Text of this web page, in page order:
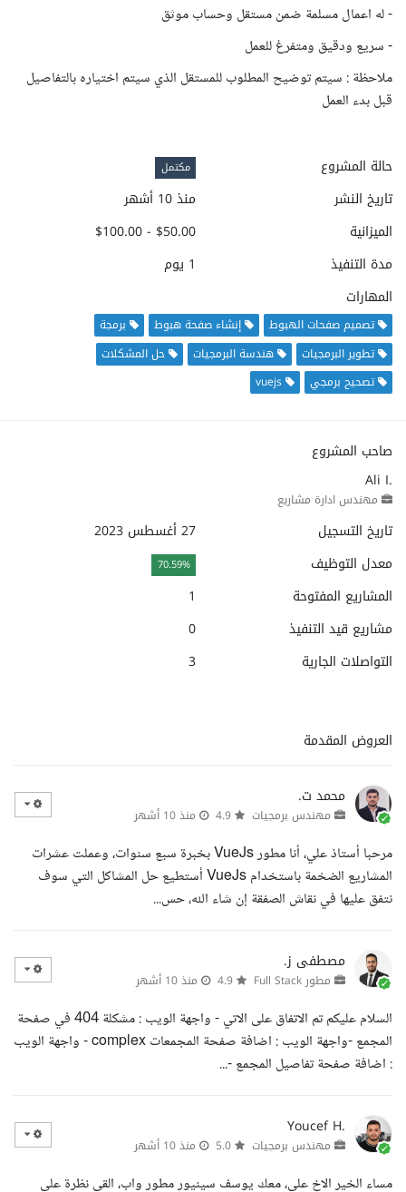
- له اعمال مسلمة ضمن مستقل وحساب موثق
- سريع ودقيق ومتفرغ للعمل
ملاحظة : سيتم توضيح المطلوب للمستقل الذي سيتم اختياره بالتفاصيل
قبل بدء العمل
حالة المشروع مكتمل
تاريخ النشر
منذ 10 أشهر
الميزانية
$50.00 - $100.00
مدة التنفيذ
1 يوم
المهارات
تصميم صفحات الهبوط إنشاء صفحة هبوط
برمجة
تطوير البرمجيات
هندسة البرمجيات
حل المشكلات
تصحيح برمجي
vuejs
صاحب المشروع
Ali I.
مهندس ادارة مشاريع
تاريخ التسجيل
27 أغسطس 2023
معدل التوظيف
70.59%
المشاريع المفتوحة
1
مشاريع قيد التنفيذ
0
التواصلات الجارية
3
العروض المقدمة
محمد ت.
مهندس برمجيات منذ 10 أشهر
مرحبا أستاذ علي، أنا مطور VueJs بخبرة سبع سنوات، وعملت عشرات
المشاريع الضخمة باستخدام VueJs أستطيع حل المشاكل التي سوف
نتفق عليها في نقاش الصفقة إن شاء الله، حس...
مصطفى ز.
مطور Full Stack منذ 10 أشهر
السلام عليكم تم الاتفاق على الاتي - واجهة الويب : مشكلة 404 في صفحة
المجمع -واجهة الويب : اضافة صفحة المجمعات complex - واجهة الويب
: اضافة صفحة تفاصيل المجمع -...
Youcef H.
مهندس برمجيات منذ 10 أشهر
مساء الخير الاخ علي، معك يوسف سينيور مطور واب، القي نظرة على